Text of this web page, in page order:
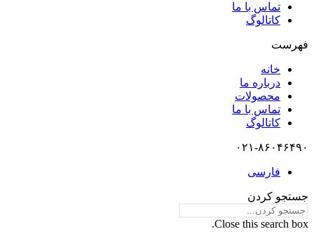
تماس با ما
کاتالوگ
فهرست
خانه
درباره ما
محصولات
تماس با ما
کاتالوگ
۰۲۱-۸۶۰۴۶۴۹۰
فارسی
جستجو کردن
Close this search box.